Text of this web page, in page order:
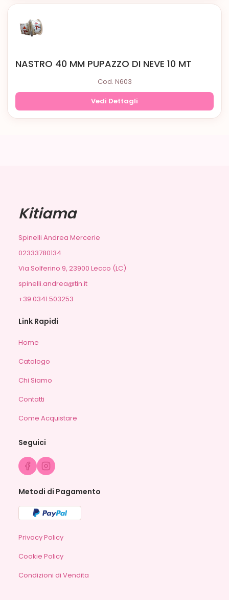
NASTRO 40 MM PUPAZZO DI NEVE 10 MT
Cod. N603
Vedi Dettagli
Kitiama
Spinelli Andrea Mercerie
02333780134
Via Solferino 9, 23900 Lecco (LC)
spinelli.andrea@tin.it
+39 0341.503253
Link Rapidi
Home
Catalogo
Chi Siamo
Contatti
Come Acquistare
Seguici
Metodi di Pagamento
Privacy Policy
Cookie Policy
Condizioni di Vendita